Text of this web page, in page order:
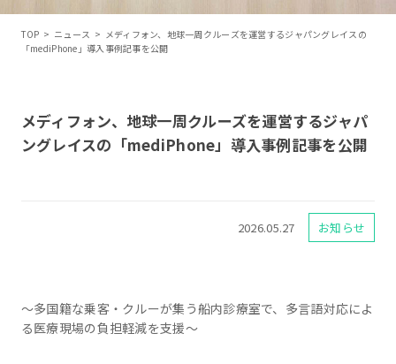
TOP > ニュース > メディフォン、地球一周クルーズを運営するジャパングレイスの
「mediPhone」導入事例記事を公開
メディフォン、地球一周クルーズを運営するジャパ
ングレイスの「mediPhone」導入事例記事を公開
2026.05.27 お知らせ
～多国籍な乗客・クルーが集う船内診療室で、多言語対応によ
る医療現場の負担軽減を支援～